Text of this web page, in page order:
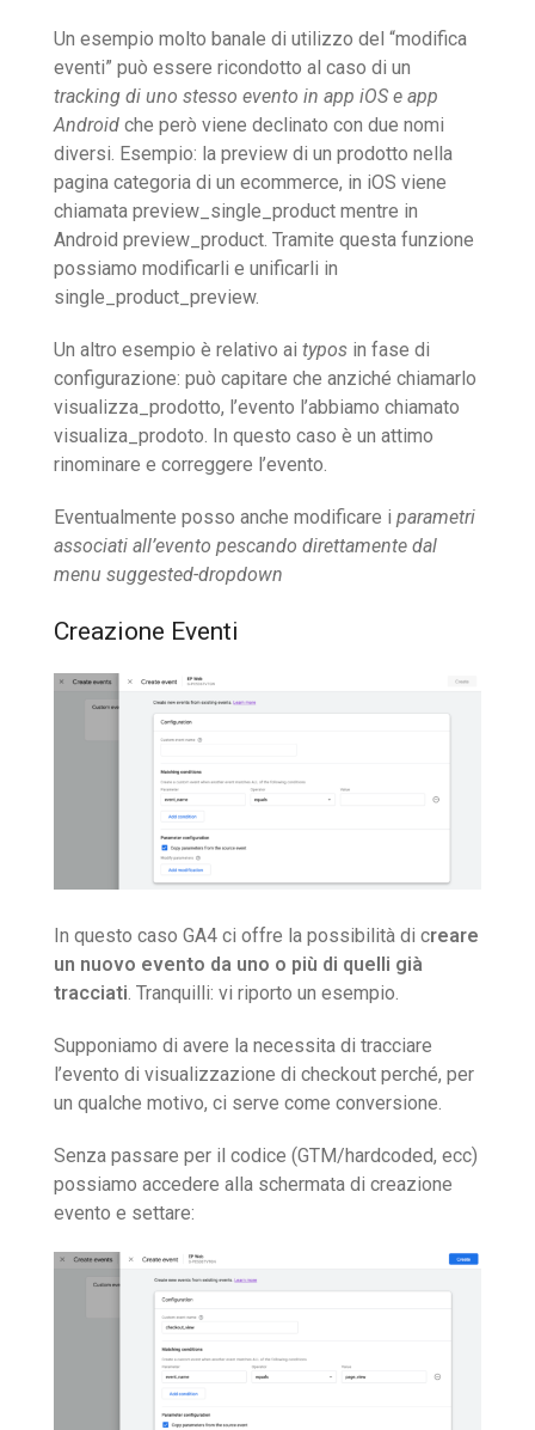
Un esempio molto banale di utilizzo del “modifica
eventi” può essere ricondotto al caso di un
tracking di uno stesso evento in app iOS e app
Android che però viene declinato con due nomi
diversi. Esempio: la preview di un prodotto nella
pagina categoria di un ecommerce, in iOS viene
chiamata preview_single_product mentre in
Android preview_product. Tramite questa funzione
possiamo modificarli e unificarli in
single_product_preview.
Un altro esempio è relativo ai typos in fase di
configurazione: può capitare che anziché chiamarlo
visualizza_prodotto, l’evento l’abbiamo chiamato
visualiza_prodoto. In questo caso è un attimo
rinominare e correggere l’evento.
Eventualmente posso anche modificare i parametri
associati all’evento pescando direttamente dal
menu suggested-dropdown
Creazione Eventi
In questo caso GA4 ci offre la possibilità di creare
un nuovo evento da uno o più di quelli già
tracciati . Tranquilli: vi riporto un esempio.
Supponiamo di avere la necessita di tracciare
l’evento di visualizzazione di checkout perché, per
un qualche motivo, ci serve come conversione.
Senza passare per il codice (GTM/hardcoded, ecc)
possiamo accedere alla schermata di creazione
evento e settare: